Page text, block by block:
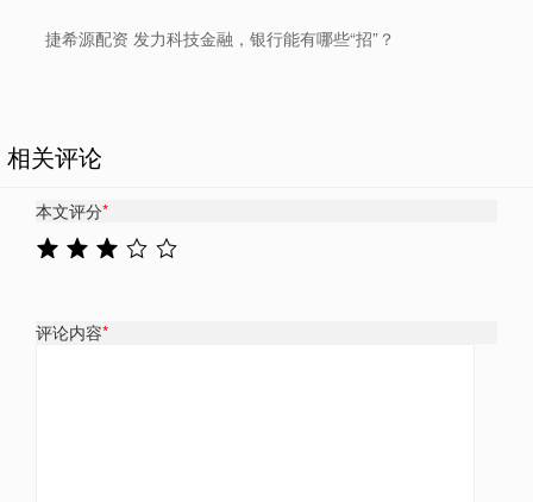
捷希源配资 发力科技金融，银行能有哪些“招”？
相关评论
本文评分*
评论内容*